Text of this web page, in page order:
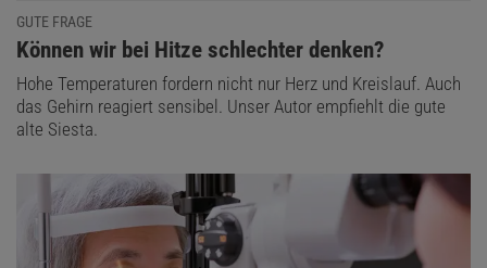
GUTE FRAGE
:
Können wir bei Hitze schlechter denken?
Hohe Temperaturen fordern nicht nur Herz und Kreislauf. Auch
das Gehirn reagiert sensibel. Unser Autor empfiehlt die gute
alte Siesta.